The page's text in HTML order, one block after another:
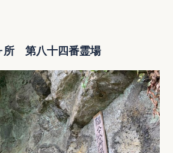
所 第八十四番霊場